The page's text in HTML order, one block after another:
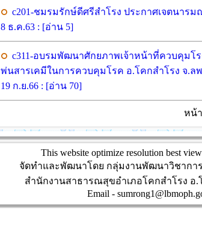
c201-ชมรมรักษ์ดีศรีสำโรง ประกาศเจตนาร
8 ธ.ค.63 : [อ่าน 5]
c311-อบรมพัฒนาศักยภาพเจ้าหน้าที่ควบคุมโ
พ่นสารเคมีในการควบคุมโรค อ.โคกสำโรง จ.ล
19 ก.ย.66 : [อ่าน 70]
หน้
This website optimize resolution best
จัดทำและพัฒนาโดย กลุ่มงานพัฒนาวิชากา
สำนักงานสาธารณสุขอำเภอโคกสำโรง อ.
Email -